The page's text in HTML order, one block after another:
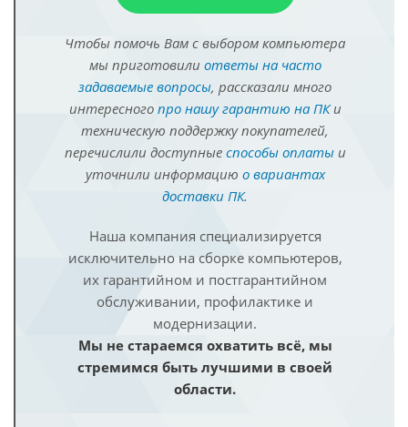
Чтобы помочь Вам с выбором компьютера
мы приготовили ответы на часто
задаваемые вопросы, рассказали много
интересного про нашу гарантию на ПКи
техническую поддержку покупателей,
перечислили доступные способы оплатыи
уточнили информацию о вариантах
доставки ПК.
Наша компания специализируется
исключительно на сборке компьютеров,
их гарантийном и постгарантийном
обслуживании, профилактике и
модернизации.
Мы не стараемся охватить всё, мы
стремимся быть лучшими в своей
области.